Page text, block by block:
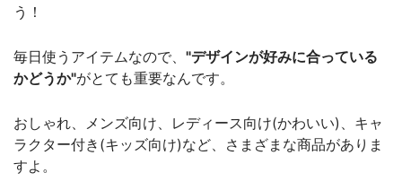
う！
毎日使うアイテムなので、 "デザインが好みに合っている
かどうか"がとても重要なんです。
おしゃれ、メンズ向け、レディース向け(かわいい)、キャ
ラクター付き(キッズ向け)など、さまざまな商品がありま
すよ。